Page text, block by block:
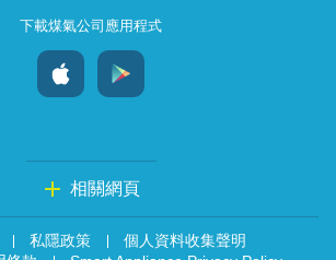
下載煤氣公司應用程式
相關網頁
私隱政策
個人資料收集聲明